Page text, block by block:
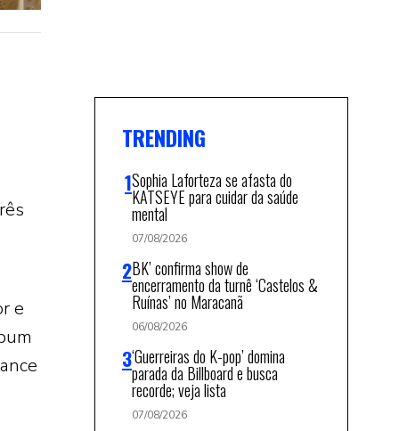
e
TRENDING
Sophia Laforteza se afasta do
KATSEYE para cuidar da saúde
mental
07/08/2026
BK’ confirma show de
encerramento da turnê ‘Castelos &
Ruínas’ no Maracanã
06/08/2026
‘Guerreiras do K-pop’ domina
parada da Billboard e busca
recorde; veja lista
07/08/2026